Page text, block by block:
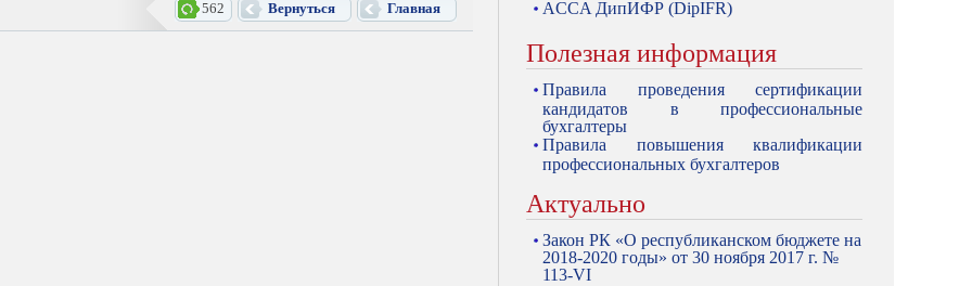
Главная
Вернуться
562
ACCA ДипИФР (DipIFR)
Полезная информация
Правила проведения сертификации
кандидатов в профессиональные
бухгалтеры
Правила повышения квалификации
профессиональных бухгалтеров
Актуально
Закон РК «О республиканском бюджете на
2018-2020 годы» от 30 ноября 2017 г. №
113-VI